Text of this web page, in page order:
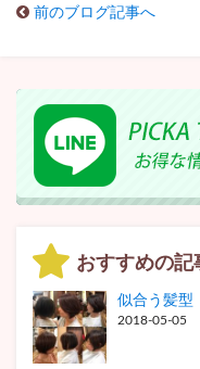
前のブログ記事へ
おすすめの記
似合う髪型
2018-05-05